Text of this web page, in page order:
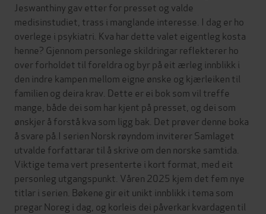
Jeswanthiny gav etter for presset og valde
medisinstudiet, trass i manglande interesse. I dag er ho
overlege i psykiatri. Kva har dette valet eigentleg kosta
henne? Gjennom personlege skildringar reflekterer ho
over forholdet til foreldra og byr på eit ærleg innblikk i
den indre kampen mellom eigne ønske og kjærleiken til
familien og deira krav. Dette er ei bok som vil treffe
mange, både dei som har kjent på presset, og dei som
ønskjer å forstå kva som ligg bak. Det prøver denne boka
å svare på.I serien Norsk røyndom inviterer Samlaget
utvalde forfattarar til å skrive om den norske samtida.
Viktige tema vert presenterte i kort format, med eit
personleg utgangspunkt. Våren 2025 kjem det fem nye
titlar i serien. Bøkene gir eit unikt innblikk i tema som
pregar Noreg i dag, og korleis dei påverkar kvardagen til